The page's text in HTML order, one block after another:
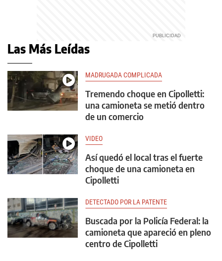
Las Más Leídas
MADRUGADA COMPLICADA
Tremendo choque en Cipolletti:
una camioneta se metió dentro
de un comercio
VIDEO
Así quedó el local tras el fuerte
choque de una camioneta en
Cipolletti
DETECTADO POR LA PATENTE
Buscada por la Policía Federal: la
camioneta que apareció en pleno
centro de Cipolletti